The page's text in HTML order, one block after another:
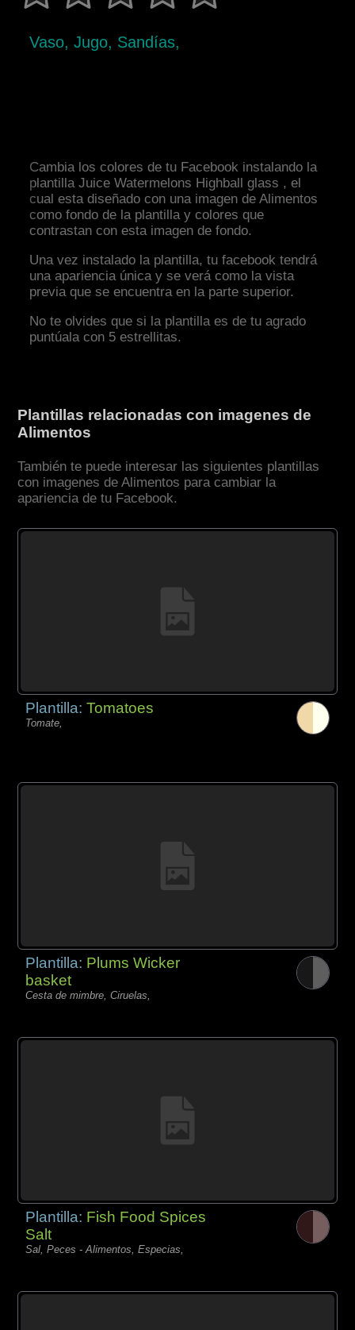
Vaso, Jugo, Sandías,
Cambia los colores de tu Facebook instalando la
plantilla Juice Watermelons Highball glass , el
cual esta diseñado con una imagen de Alimentos
como fondo de la plantilla y colores que
contrastan con esta imagen de fondo.
Una vez instalado la plantilla, tu facebook tendrá
una apariencia única y se verá como la vista
previa que se encuentra en la parte superior.
No te olvides que si la plantilla es de tu agrado
puntúala con 5 estrellitas.
Plantillas relacionadas con imagenes de
Alimentos
También te puede interesar las siguientes plantillas
con imagenes de Alimentos para cambiar la
apariencia de tu Facebook.
Plantilla:Tomatoes
Tomate,
Plantilla: Plums Wicker
basket
Cesta de mimbre, Ciruelas,
Plantilla: Fish Food Spices
Salt
Sal, Peces - Alimentos, Especias,